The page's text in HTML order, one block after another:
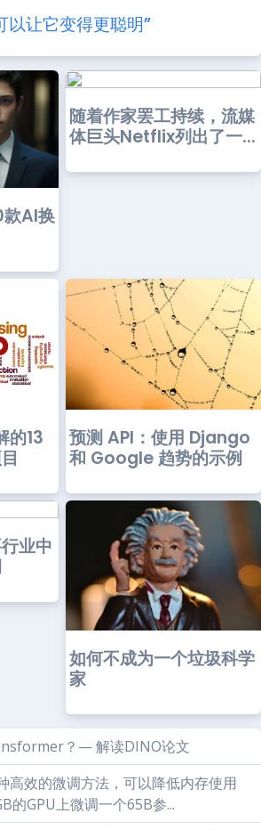
以让它变得更聪明”
AI换
随着作家罢工持续，流媒
体巨头Netflix列出了一...
的13
预测 API：使用 Django
和 Google 趋势的示例
业中
如何不成为一个垃圾科学
家
？— 解读DINO论文
高效的微调方法，可以降低内存使用
的GPU上微调一个65B参...